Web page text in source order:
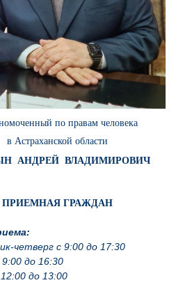
по правам человека
в Астраханской области
АНДРЕЙ ВЛАДИМИРОВИЧ
ПРИЕМНАЯ ГРАЖДАН
четверг с 9:00 до 17:30
до 16:30
до 13:00